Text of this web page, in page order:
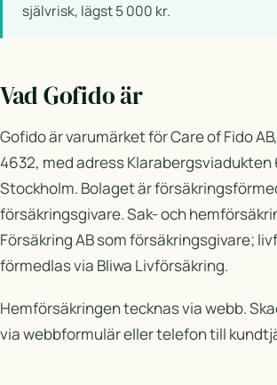
självrisk, lägst 5 000 kr.
Vad Gofido är
Gofido är varumärket för Care of Fido
4632, med adress Klarabergsviadukten
Stockholm. Bolaget är
försäkringsgivare. Sak- och
Försäkring AB som försäkringsgivare;
förmedlas via Bliwa Livförsäkring.
Hemförsäkringen tecknas via webb.
via webbformulär eller telefon till